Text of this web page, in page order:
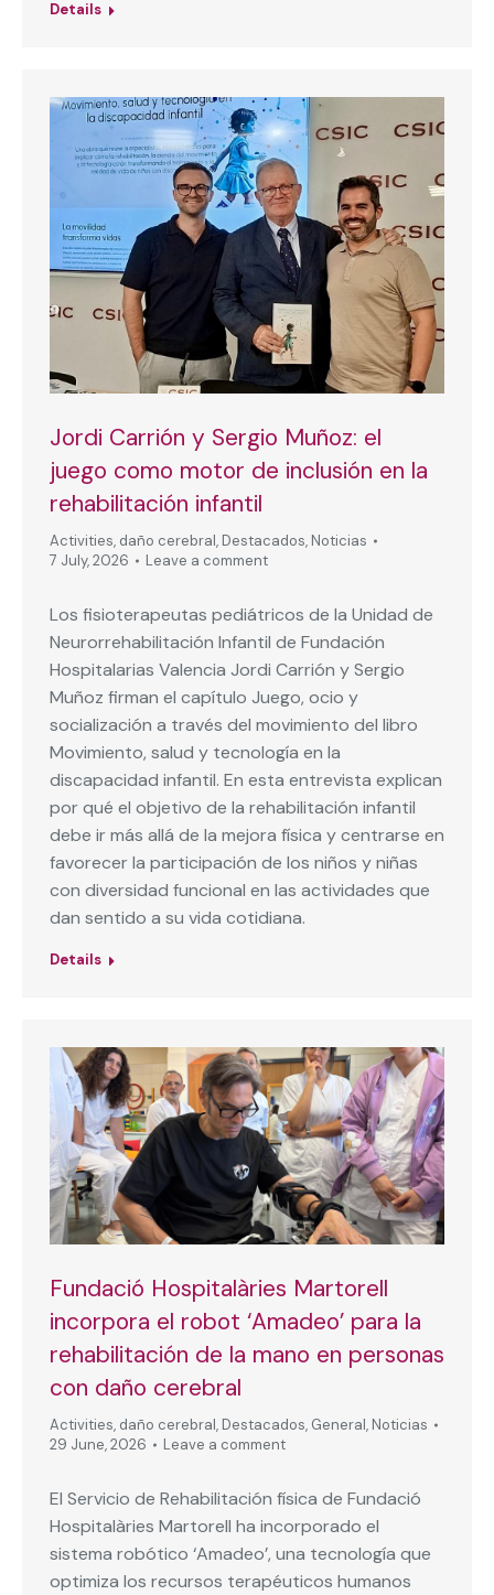
Details
Jordi Carrión y Sergio Muñoz: el
juego como motor de inclusión en la
rehabilitación infantil
Activities, daño cerebral, Destacados, Noticias
7 July, 2026
Leave a comment
Los fisioterapeutas pediátricos de la Unidad de
Neurorrehabilitación Infantil de Fundación
Hospitalarias Valencia Jordi Carrión y Sergio
Muñoz firman el capítulo Juego, ocio y
socialización a través del movimiento del libro
Movimiento, salud y tecnología en la
discapacidad infantil. En esta entrevista explican
por qué el objetivo de la rehabilitación infantil
debe ir más allá de la mejora física y centrarse en
favorecer la participación de los niños y niñas
con diversidad funcional en las actividades que
dan sentido a su vida cotidiana.
Details
Fundació Hospitalàries Martorell
incorpora el robot ‘Amadeo’ para la
rehabilitación de la mano en personas
con daño cerebral
Activities, daño cerebral, Destacados, General, Noticias
29 June, 2026
Leave a comment
El Servicio de Rehabilitación física de Fundació
Hospitalàries Martorell ha incorporado el
sistema robótico ‘Amadeo’, una tecnología que
optimiza los recursos terapéuticos humanos